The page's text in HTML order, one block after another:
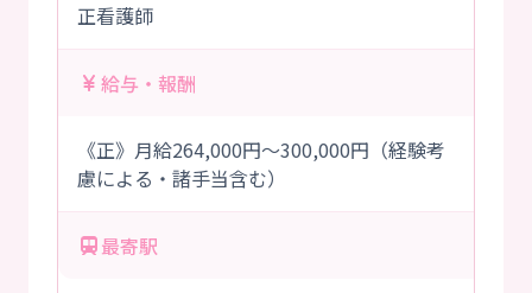
正看護師
給与・報酬
《正》月給264,000円～300,000円（経験考
慮による・諸手当含む）
最寄駅